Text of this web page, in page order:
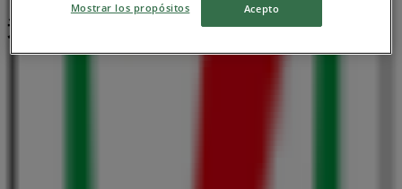
近くのお店
Mostrar los propósitos Acepto